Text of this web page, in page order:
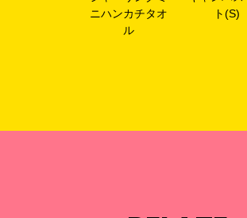
ニハンカチタオ
ル
ト(S)